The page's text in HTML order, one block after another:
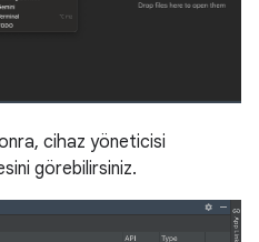
cihaz yöneticisi
görebilirsiniz.